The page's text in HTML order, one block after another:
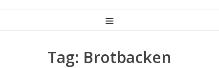
MENU
Tag: Brotbacken